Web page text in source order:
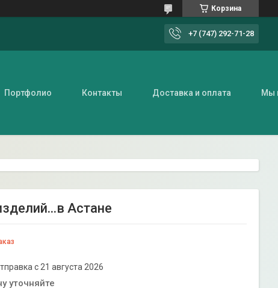
Корзина
+7 (747) 292-71-28
Портфолио Контакты Доставка и оплата Мы
Астане
с 21 августа 2026
уточняйте